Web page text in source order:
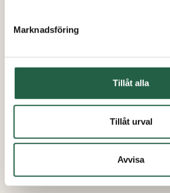
Marknadsföring
Tillåt alla
Tillåt urval
Avvisa